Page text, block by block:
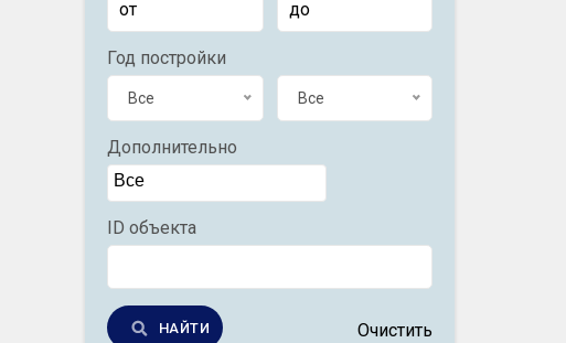
Год постройки
Все Все
Дополнительно
ID объекта
НАЙТИ Очистить